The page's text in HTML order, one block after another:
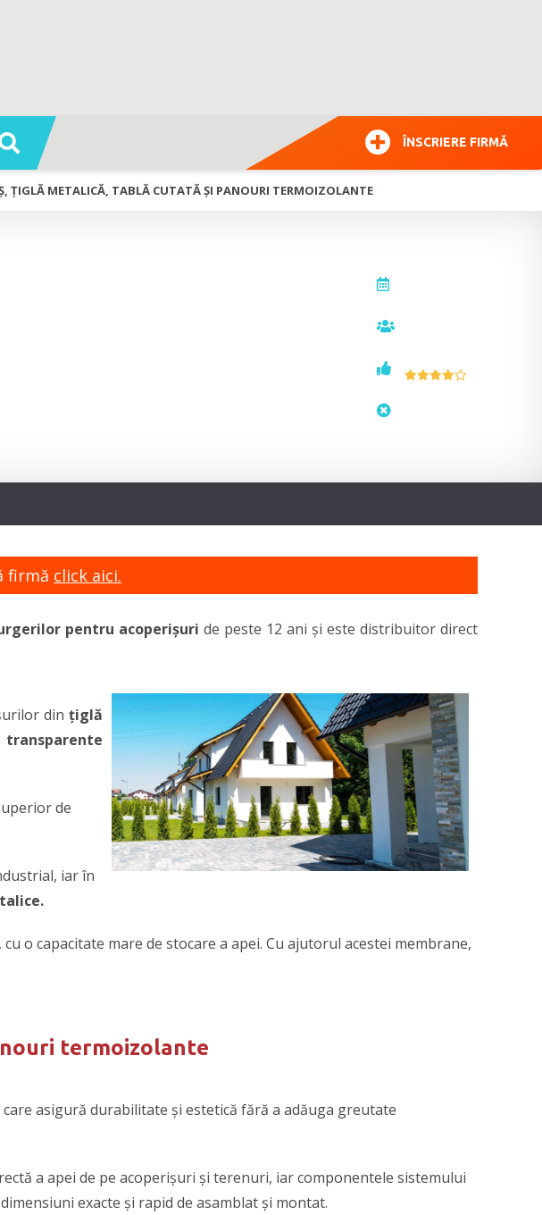
ÎNSCRIERE FIRMĂ
ȚIGLĂ METALICĂ, TABLĂ CUTATĂ ȘI PANOURI TERMOIZOLANTE
firmă click aici.
pentru acoperișuri de peste 12 ani și este distribuitor direct
din țiglă
transparente
de
iar în
, cu o capacitate mare de stocare a apei. Cu ajutorul acestei membrane,
termoizolante
care asigură durabilitate și estetică fără a adăuga greutate
a apei de pe acoperișuri și terenuri, iar componentele sistemului
exacte şi rapid de asamblat şi montat.